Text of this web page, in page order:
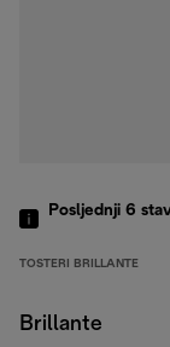
Posljednji 6
TOSTERI BRILLANTE
Brillante